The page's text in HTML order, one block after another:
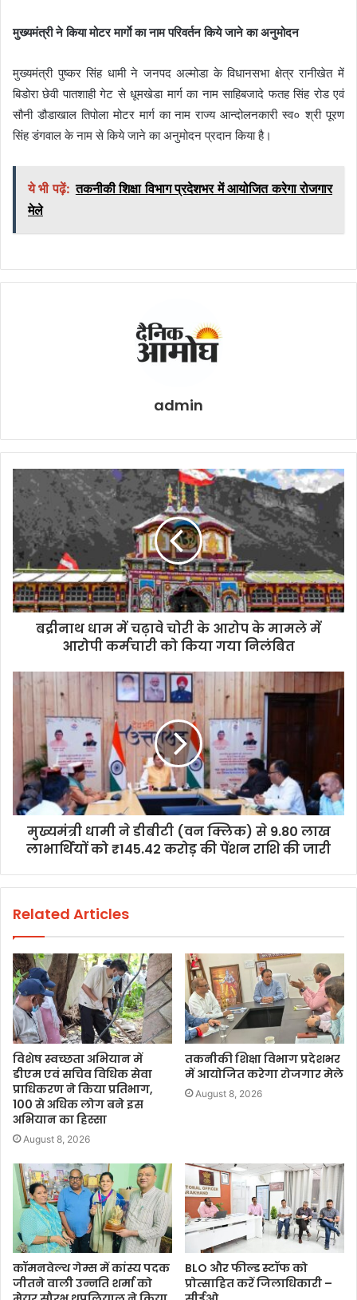
मुख्यमंत्री ने किया मोटर मार्गाे का नाम परिवर्तन किये जाने का अनुमोदन
मुख्यमंत्री पुष्कर सिंह धामी ने जनपद अल्मोडा के विधानसभा क्षेत्र रानीखेत में
बिडोरा छेवी पातशाही गेट से धूमखेडा मार्ग का नाम साहिबजादे फतह सिंह रोड एवं
सौनी डौडाखाल तिपोला मोटर मार्ग का नाम राज्य आन्दोलनकारी स्व० श्री पूरण
सिंह डंगवाल के नाम से किये जाने का अनुमोदन प्रदान किया है।
ये भी पढ़ें: तकनीकी शिक्षा विभाग प्रदेशभर में आयोजित करेगा रोजगार
मेले
admin
बद्रीनाथ धाम में चढ़ावे चोरी के आरोप के मामले में
आरोपी कर्मचारी को किया गया निलंबित
मुख्यमंत्री धामी ने डीबीटी (वन क्लिक) से 9.80 लाख
लाभार्थियों को ₹145.42 करोड़ की पेंशन राशि की जारी
Related Articles
विशेष स्वच्छता अभियान में
डीएम एवं सचिव विधिक सेवा
प्राधिकरण ने किया प्रतिभाग,
100 से अधिक लोग बने इस
अभियान का हिस्सा
August 8, 2026
तकनीकी शिक्षा विभाग प्रदेशभर
में आयोजित करेगा रोजगार मेले
August 8, 2026
कॉमनवेल्थ गेम्स में कांस्य पदक
जीतने वाली उन्नति शर्मा को
BLO और फील्ड स्टॉफ को
प्रोत्साहित करें जिलाधिकारी –